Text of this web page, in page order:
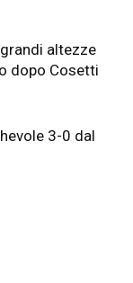
altezze
dopo Cosetti
3-0 dal